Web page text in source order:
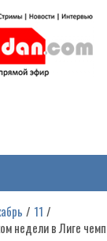
включая
11
недели в Лиге